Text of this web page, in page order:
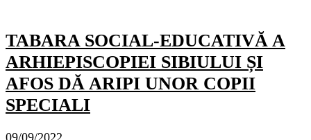
TABARA SOCIAL-EDUCATIVĂ A
ARHIEPISCOPIEI SIBIULUI ȘI
AFOS DĂ ARIPI UNOR COPII
SPECIALI